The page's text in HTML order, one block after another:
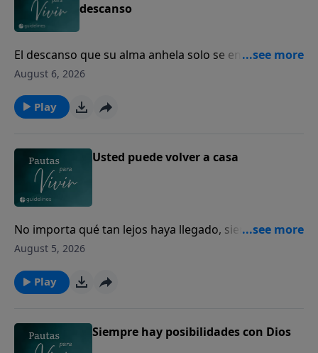
descanso
El descanso que su alma anhela solo se encuentra en
Dios.
August 6, 2026
Play
Usted puede volver a casa
No importa qué tan lejos haya llegado, siempre
puede volver a casa con Dios.
August 5, 2026
Play
Siempre hay posibilidades con Dios